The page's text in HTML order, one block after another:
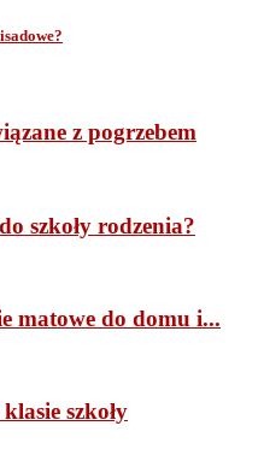
z pogrzebem
szkoły rodzenia?
matowe do domu i...
szkoły